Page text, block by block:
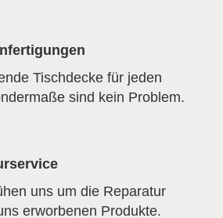
Tischdecke für jeden
sind kein Problem.
uns um die Reparatur
erworbenen Produkte.